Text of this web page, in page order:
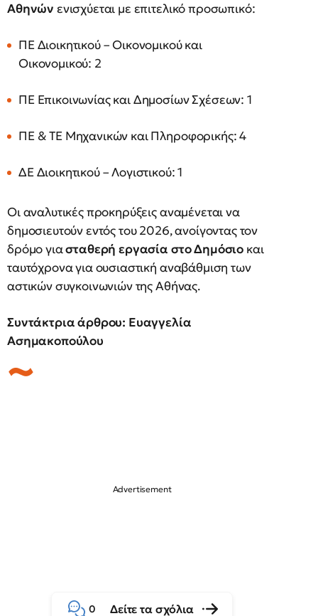
Αθηνών ενισχύεται με επιτελικό προσωπικό:
ΠΕ Διοικητικού – Οικονομικού και
Οικονομικού: 2
ΠΕ Επικοινωνίας και Δημοσίων Σχέσεων: 1
ΠΕ & ΤΕ Μηχανικών και Πληροφορικής: 4
ΔΕ Διοικητικού – Λογιστικού: 1
Οι αναλυτικές προκηρύξεις αναμένεται να
δημοσιευτούν εντός του 2026, ανοίγοντας τον
δρόμο γιασταθερή εργασία στο Δημόσιο και
ταυτόχρονα για ουσιαστική αναβάθμιση των
αστικών συγκοινωνιών της Αθήνας.
Συντάκτρια άρθρου: Ευαγγελία
Ασημακοπούλου
0 Δείτε τα σχόλια